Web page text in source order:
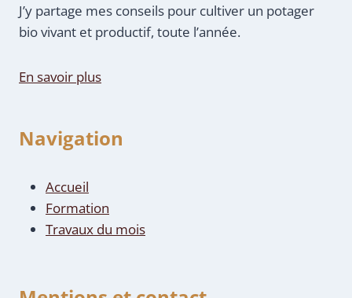
J’y partage mes conseils pour cultiver un potager
bio vivant et productif, toute l’année.
En savoir plus
Navigation
Accueil
Formation
Travaux du mois